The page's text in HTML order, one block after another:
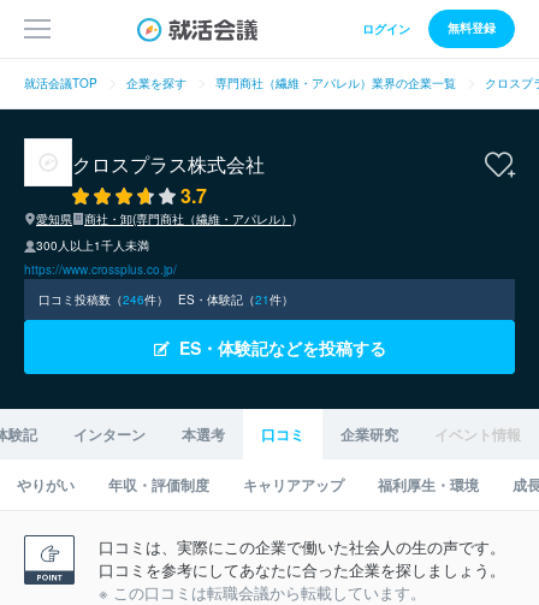
ログイン 無料登録
就活会議TOP 企業を探す 専門商社（繊維・アパレル）業界の企業一覧 クロスプ
クロスプラス株式会社
3.7
愛知県
商社・卸(専門商社（繊維・アパレル）)
300人以上1千人未満
https://www.crossplus.co.jp/
口コミ投稿数（246件） ES・体験記（21件）
ES・体験記などを投稿する
験記 インターン 本選考 口コミ 企業研究 イベント情報
やりがい 年収・評価制度 キャリアアップ 福利厚生・環境 成
口コミは、実際にこの企業で働いた社会人の生の声です。
口コミを参考にしてあなたに合った企業を探しましょう。
※ この口コミは転職会議から転載しています。